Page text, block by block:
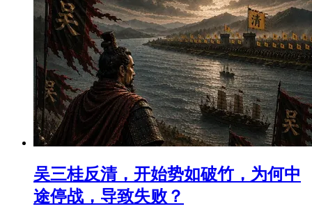
吴三桂反清，开始势如破竹，为何中
途停战，导致失败？